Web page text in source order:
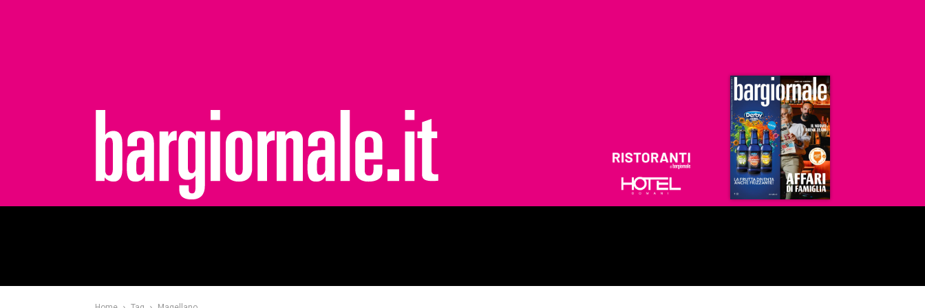
Ristoranti
Hoteldomani